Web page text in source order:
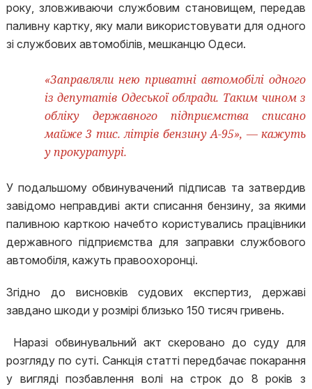
року, зловживаючи службовим становищем, передав
паливну картку, яку мали використовувати для одного
зі службових автомобілів, мешканцю Одеси.
«Заправляли нею приватні автомобілі одного
із депутатів Одеської облради. Таким чином з
обліку державного підприємства списано
майже 3 тис. літрів бензину А-95», — кажуть
у прокуратурі.
У подальшому обвинувачений підписав та затвердив
завідомо неправдиві акти списання бензину, за якими
паливною карткою начебто користувались працівники
державного підприємства для заправки службового
автомобіля, кажуть правоохоронці.
Згідно до висновків судових експертиз, державі
завдано шкоди у розмірі близько 150 тисяч гривень.
Наразі обвинувальний акт скеровано до суду для
розгляду по суті. Санкція статті передбачає покарання
у вигляді позбавлення волі на строк до 8 років з